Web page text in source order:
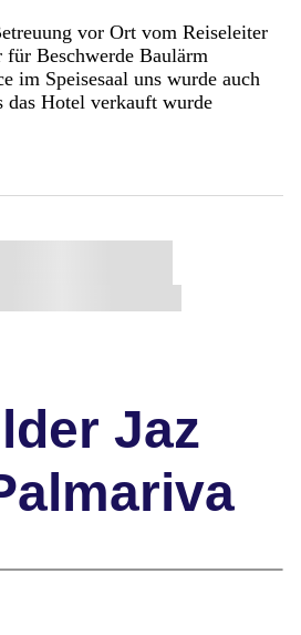
vor Ort vom Reiseleiter
Beschwerde Baulärm
im Speisesaal uns wurde auch
das Hotel verkauft wurde
Jaz